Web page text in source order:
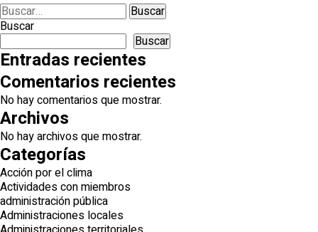
Buscar:
Buscar
Buscar
Entradas recientes
Comentarios recientes
No hay comentarios que mostrar.
Archivos
No hay archivos que mostrar.
Categorías
Acción por el clima
Actividades con miembros
administración pública
Administraciones locales